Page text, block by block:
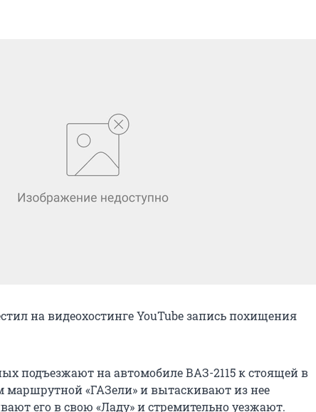
на видеохостинге YouTube запись похищения
подъезжают на автомобиле ВАЗ-2115 к стоящей в
маршрутной «ГАЗели» и вытаскивают из нее
его в свою «Ладу» и стремительно уезжают.